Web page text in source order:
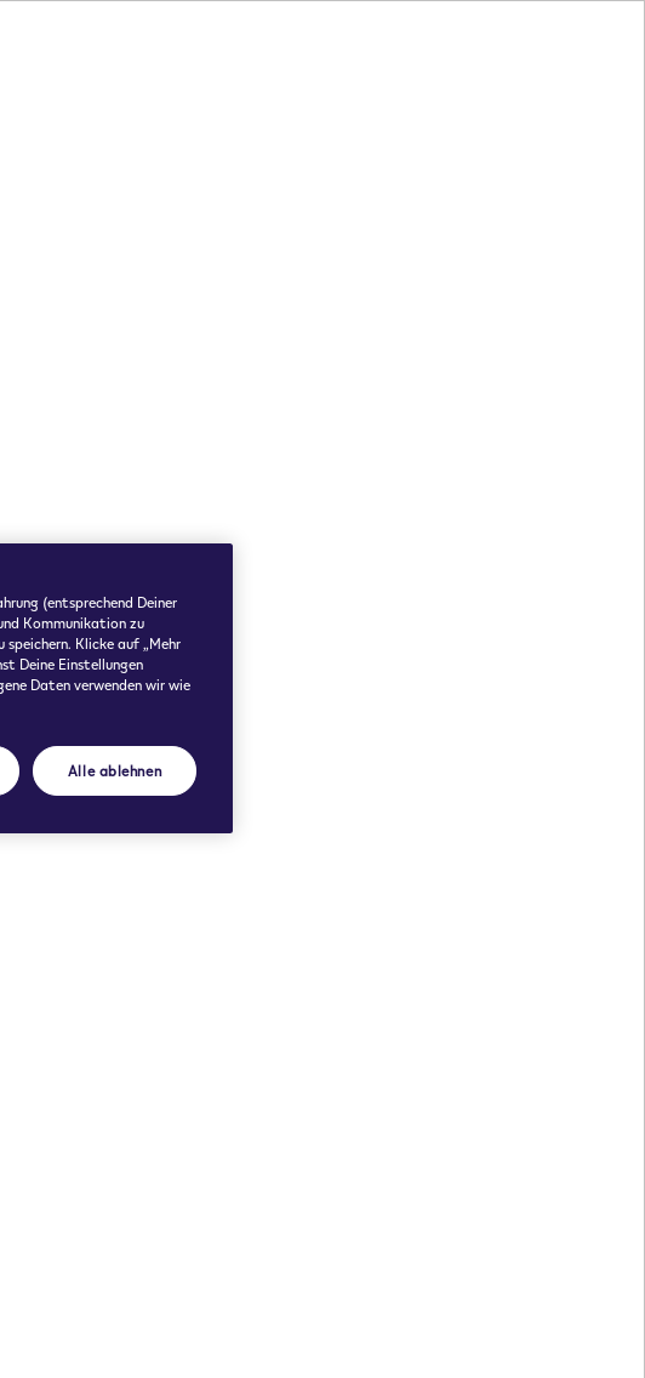
(entsprechend Deiner
Kommunikation zu
speichern. Klicke auf „Mehr
Deine Einstellungen
Daten verwenden wir wie
Alle ablehnen